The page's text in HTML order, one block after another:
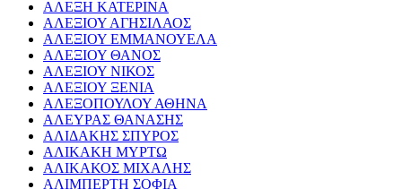
ΑΛΕΞΗ ΚΑΤΕΡΙΝΑ
ΑΛΕΞΙΟΥ ΑΓΗΣΙΛΑΟΣ
ΑΛΕΞΙΟΥ ΕΜΜΑΝΟΥΕΛΑ
ΑΛΕΞΙΟΥ ΘΑΝΟΣ
ΑΛΕΞΙΟΥ ΝΙΚΟΣ
ΑΛΕΞΙΟΥ ΞΕΝΙΑ
ΑΛΕΞΟΠΟΥΛΟΥ ΑΘΗΝΑ
ΑΛΕΥΡΑΣ ΘΑΝΑΣΗΣ
ΑΛΙΔΑΚΗΣ ΣΠΥΡΟΣ
ΑΛΙΚΑΚΗ ΜΥΡΤΩ
ΑΛΙΚΑΚΟΣ ΜΙΧΑΛΗΣ
ΑΛΙΜΠΕΡΤΗ ΣΟΦΙΑ